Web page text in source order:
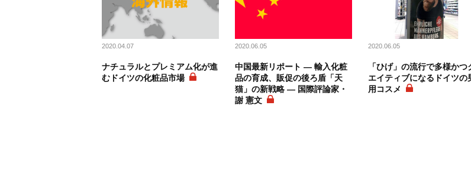
2020.04.07
ナチュラルとプレミアム化が進
むドイツの化粧品市場
2020.06.05
中国最新リポート ― 輸入化粧
品の育成、販促の後ろ盾「天
猫」の新戦略 ― 国際評論家・
謝 憲文
2020.06.05
「ひげ」の流行で多様かつ
エイティブになるドイツの
用コスメ